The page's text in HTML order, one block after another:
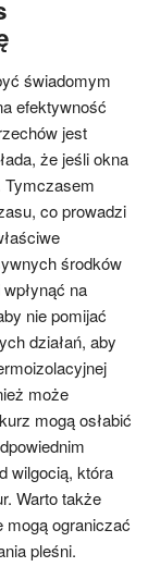
świadomym
efektywność
jest
że jeśli okna
Tymczasem
co prowadzi
środków
na
nie pomijać
działań, aby
może
mogą osłabić
wilgocią, która
Warto także
mogą ograniczać
pleśni.